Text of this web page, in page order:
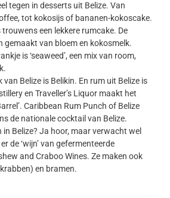
tegen in desserts uit Belize. Van
tot kokosijs of bananen-kokoscake.
trouwens een lekkere rumcake. De
gemaakt van bloem en kokosmelk.
is ‘seaweed’, een mix van room,
Belize is Belikin. En rum uit Belize is
en Traveller’s Liquor maakt het
Caribbean Rum Punch of Belize
de nationale cocktail van Belize.
in Belize? Ja hoor, maar verwacht wel
de ‘wijn’ van gefermenteerde
and Craboo Wines. Ze maken ook
en bramen.